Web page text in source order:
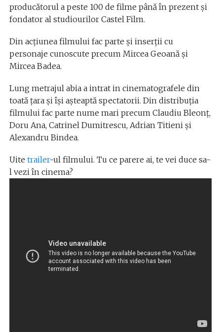
producătorul a peste 100 de filme până în prezent şi
fondator al studiourilor Castel Film.
Din acţiunea filmului fac parte şi inserţii cu
personaje cunoscute precum Mircea Geoană şi
Mircea Badea.
Lung metrajul abia a intrat in cinematografele din
toată ţara şi îşi aşteaptă spectatorii. Din distribuţia
filmului fac parte nume mari precum Claudiu Bleonţ,
Doru Ana, Catrinel Dumitrescu, Adrian Titieni şi
Alexandru Bindea.
Uite trailer-ul filmului. Tu ce parere ai, te vei duce sa-
l vezi în cinema?